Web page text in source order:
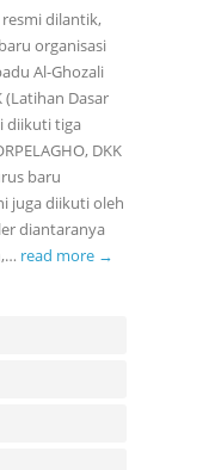
resmi dilantik,
organisasi
Al-Ghozali
Dasar
diikuti tiga
DKK
baru
juga diikuti oleh
diantaranya
read more →